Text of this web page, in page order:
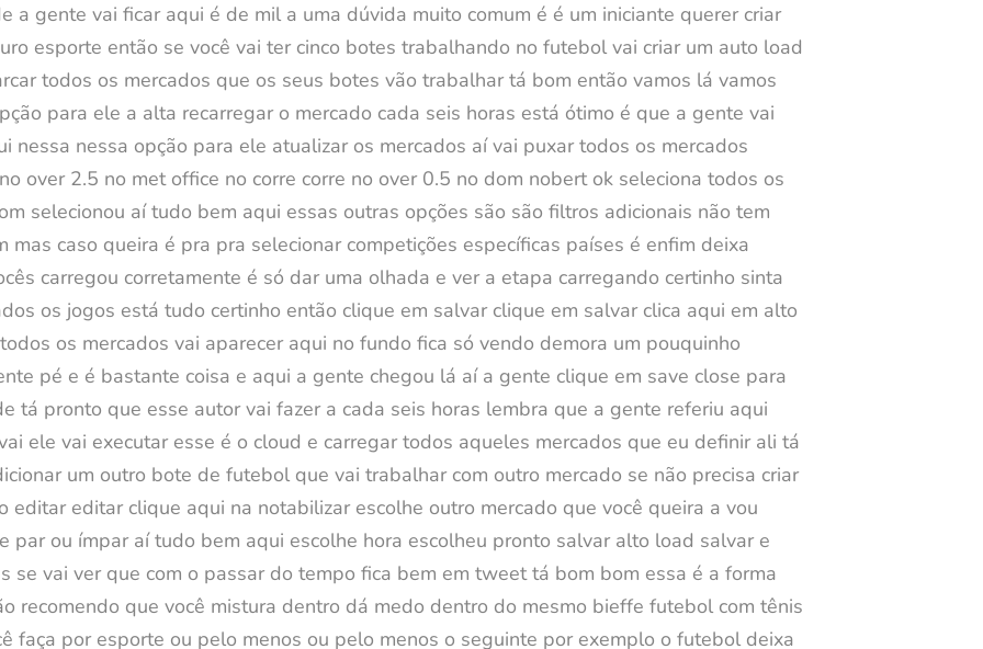
a gente vai ficar aqui é de mil a uma dúvida muito comum é é um iniciante querer criar
esporte então se você vai ter cinco botes trabalhando no futebol vai criar um auto load
todos os mercados que os seus botes vão trabalhar tá bom então vamos lá vamos
para ele a alta recarregar o mercado cada seis horas está ótimo é que a gente vai
nessa nessa opção para ele atualizar os mercados aí vai puxar todos os mercados
over 2.5 no met office no corre corre no over 0.5 no dom nobert ok seleciona todos os
selecionou aí tudo bem aqui essas outras opções são são filtros adicionais não tem
caso queira é pra pra selecionar competições específicas países é enfim deixa
carregou corretamente é só dar uma olhada e ver a etapa carregando certinho sinta
os jogos está tudo certinho então clique em salvar clique em salvar clica aqui em alto
os mercados vai aparecer aqui no fundo fica só vendo demora um pouquinho
pé e é bastante coisa e aqui a gente chegou lá aí a gente clique em save close para
tá pronto que esse autor vai fazer a cada seis horas lembra que a gente referiu aqui
ele vai executar esse é o cloud e carregar todos aqueles mercados que eu definir ali tá
um outro bote de futebol que vai trabalhar com outro mercado se não precisa criar
editar clique aqui na notabilizar escolhe outro mercado que você queira a vou
ou ímpar aí tudo bem aqui escolhe hora escolheu pronto salvar alto load salvar e
se vai ver que com o passar do tempo fica bem em tweet tá bom bom essa é a forma
recomendo que você mistura dentro dá medo dentro do mesmo bieffe futebol com tênis
faça por esporte ou pelo menos ou pelo menos o seguinte por exemplo o futebol deixa